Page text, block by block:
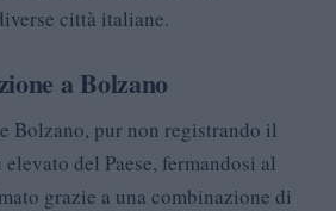
città italiane.
a Bolzano
Bolzano, pur non registrando il
del Paese, fermandosi al
grazie a una combinazione di